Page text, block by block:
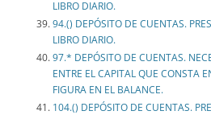
LIBRO DIARIO.
94.() DEPÓSITO DE CUENTAS.
LIBRO DIARIO.
97.* DEPÓSITO DE CUENTAS.
ENTRE EL CAPITAL QUE CONSTA
FIGURA EN EL BALANCE.
104.() DEPÓSITO DE CUENTAS.